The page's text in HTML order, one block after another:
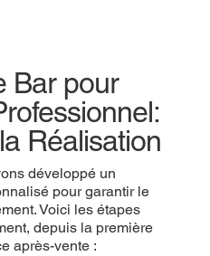
Bar pour
Réalisation
développé un
pour garantir le
Voici les étapes
depuis la première
après-vente :